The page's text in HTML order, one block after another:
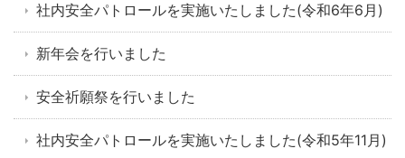
社内安全パトロールを実施いたしました(令和6年6月)
新年会を行いました
安全祈願祭を行いました
社内安全パトロールを実施いたしました(令和5年11月)